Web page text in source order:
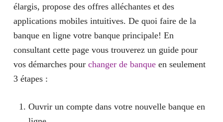
élargis, propose des offres alléchantes et des
applications mobiles intuitives. De quoi faire de la
banque en ligne votre banque principale! En
consultant cette page vous trouverez un guide pour
vos démarches pour changer de banqueen seulement
3 étapes :
Ouvrir un compte dans votre nouvelle banque en